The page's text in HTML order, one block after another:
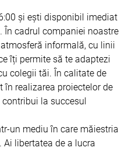
și ești disponibil imediat
În cadrul companiei noastre
informală, cu linii
îți permite să te adaptezi
colegii tăi. În calitate de
realizarea proiectelor de
la succesul
un mediu în care măiestria
libertatea de a lucra